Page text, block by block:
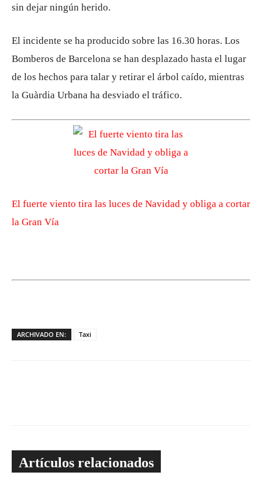
sin dejar ningún herido.
El incidente se ha producido sobre las 16.30 horas. Los
Bomberos de Barcelona se han desplazado hasta el lugar
de los hechos para talar y retirar el árbol caído, mientras
la Guàrdia Urbana ha desviado el tráfico.
El fuerte viento tira las luces de Navidad y obliga a cortar
la Gran Vía
ARCHIVADO EN: Taxi
Artículos relacionados